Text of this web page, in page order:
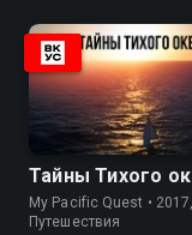
Тайны Тихого
My Pacific Quest •
Путешествия